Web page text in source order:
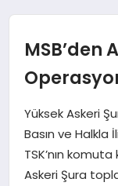
EKONOMI
SIYASET
MSB’den
Yüksek Askeri
Basın ve Halkla
TSK’nın
Askeri Şura